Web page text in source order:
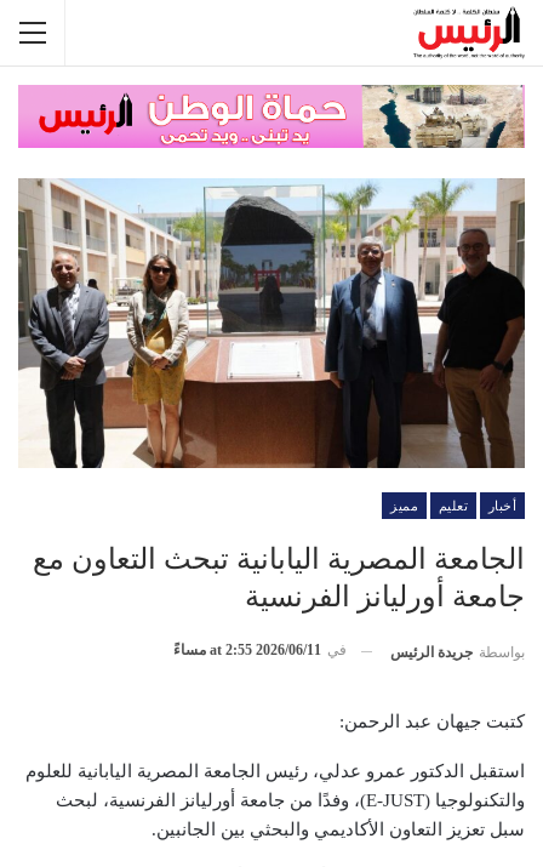
أخبار تعليم مميز
الجامعة المصرية اليابانية تبحث التعاون مع
جامعة أورليانز الفرنسية
بواسطة جريدة الرئيس في 2026/06/11 at 2:55 مساءً
كتبت جيهان عبد الرحمن:
استقبل الدكتور عمرو عدلي، رئيس الجامعة المصرية اليابانية للعلوم
والتكنولوجيا (E-JUST)، وفدًا من جامعة أورليانز الفرنسية، لبحث
سبل تعزيز التعاون الأكاديمي والبحثي بين الجانبين.